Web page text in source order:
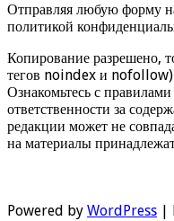
Отправляя любую форму
политикой
Копирование разрешено,
тегов noindex и nofollow)
Ознакомьтесь с
ответственности за
редакции может не
на материалы
Powered by WordPress |